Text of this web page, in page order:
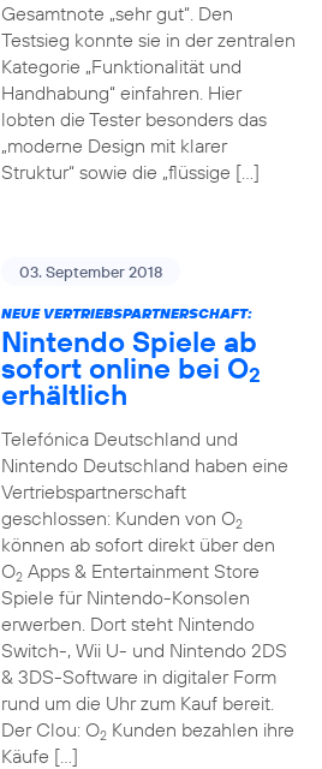
Gesamtnote „sehr gut“. Den
Testsieg konnte sie in der zentralen
Kategorie „Funktionalität und
Handhabung“ einfahren. Hier
lobten die Tester besonders das
„moderne Design mit klarer
Struktur“ sowie die „flüssige […]
03. September 2018
NEUE VERTRIEBSPARTNERSCHAFT:
Nintendo Spiele ab
sofort online bei O2
erhältlich
Telefónica Deutschland und
Nintendo Deutschland haben eine
Vertriebspartnerschaft
geschlossen: Kunden von O2
können ab sofort direkt über den
O2Apps & Entertainment Store
Spiele für Nintendo-Konsolen
erwerben. Dort steht Nintendo
Switch-, Wii U- und Nintendo 2DS
& 3DS-Software in digitaler Form
rund um die Uhr zum Kauf bereit.
Der Clou: O2Kunden bezahlen ihre
Käufe […]